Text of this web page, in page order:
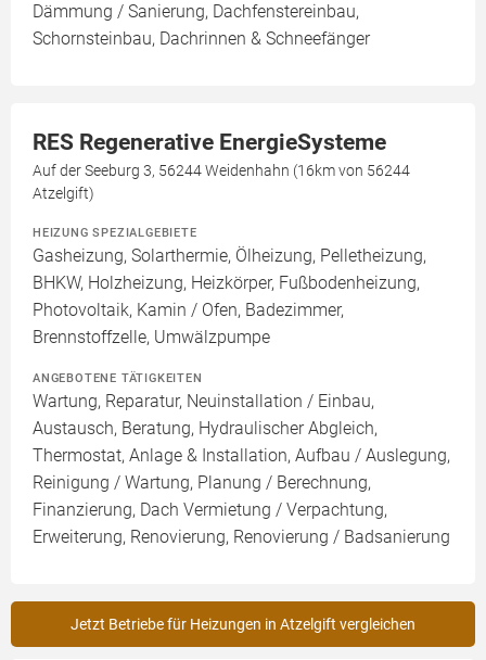
Dämmung / Sanierung, Dachfenstereinbau,
Schornsteinbau, Dachrinnen & Schneefänger
RES Regenerative EnergieSysteme
Auf der Seeburg 3, 56244 Weidenhahn (16km von 56244
Atzelgift)
HEIZUNG SPEZIALGEBIETE
Gasheizung, Solarthermie, Ölheizung, Pelletheizung,
BHKW, Holzheizung, Heizkörper, Fußbodenheizung,
Photovoltaik, Kamin / Ofen, Badezimmer,
Brennstoffzelle, Umwälzpumpe
ANGEBOTENE TÄTIGKEITEN
Wartung, Reparatur, Neuinstallation / Einbau,
Austausch, Beratung, Hydraulischer Abgleich,
Thermostat, Anlage & Installation, Aufbau / Auslegung,
Reinigung / Wartung, Planung / Berechnung,
Finanzierung, Dach Vermietung / Verpachtung,
Erweiterung, Renovierung, Renovierung / Badsanierung
Jetzt Betriebe für Heizungen in Atzelgift vergleichen